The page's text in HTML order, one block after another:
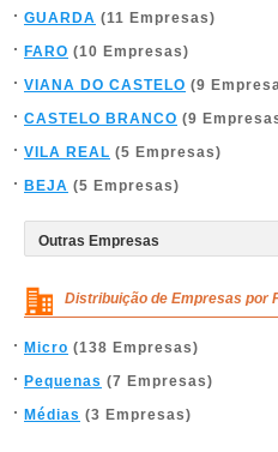
GUARDA (11 Empresas)
FARO (10 Empresas)
VIANA DO CASTELO (9
CASTELO BRANCO (9
VILA REAL (5 Empresas)
BEJA (5 Empresas)
Distribuição de Empresas por
Micro (138 Empresas)
Pequenas (7 Empresas)
Médias (3 Empresas)